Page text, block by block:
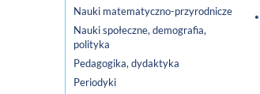
Nauki matematyczno-przyrodnicze
Nauki społeczne, demografia,
polityka
Pedagogika, dydaktyka
Periodyki
*